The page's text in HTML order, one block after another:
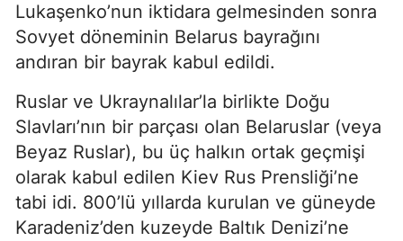
Lukaşenko’nun iktidara gelmesinden sonra
Sovyet döneminin Belarus bayrağını
andıran bir bayrak kabul edildi.
Ruslar ve Ukraynalılar’la birlikte Doğu
Slavları’nın bir parçası olan Belaruslar (veya
Beyaz Ruslar), bu üç halkın ortak geçmişi
olarak kabul edilen Kiev Rus Prensliği’ne
tabi idi. 800’lü yıllarda kurulan ve güneyde
Karadeniz’den kuzeyde Baltık Denizi’ne